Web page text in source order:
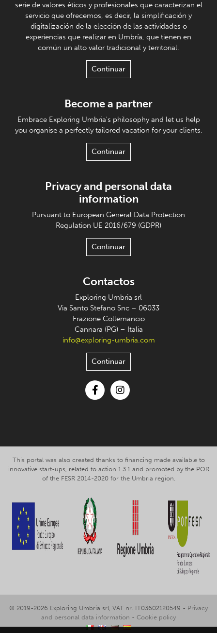
serie de valores éticos y profesionales que caracterizan el
servicio que ofrecemos, es decir, la simplificación y
digitalización de la elección de las actividades o
experiencias que realizar en Umbría, que tienen en
común un alto valor tradicional y territorial.
Continuar
Become a partner
Embrace Exploring Umbria's philosophy and let us help
you organise a perfectly tailored vacation for your clients.
Continuar
Privacy and personal data
information
Pursuant to European General Data Protection
Regulation UE 2016/679 (GDPR)
Continuar
Contactos
Exploring Umbria srl
Via Santo Stefano Snc – 06033
Frazione Collemancio
Cannara (PG) – Italia
info@exploring-umbria.com
Continuar
This portal was also created thanks to financing made available to
innovative start-ups, related to action 1.3.1 and promoted by the POR
of the FESR 2014-2020 for the Umbria region.
© 2019-2026 Exploring Umbria srl, VAT nr. IT03602120549 - Privacy
and personal data information - Cookie policy